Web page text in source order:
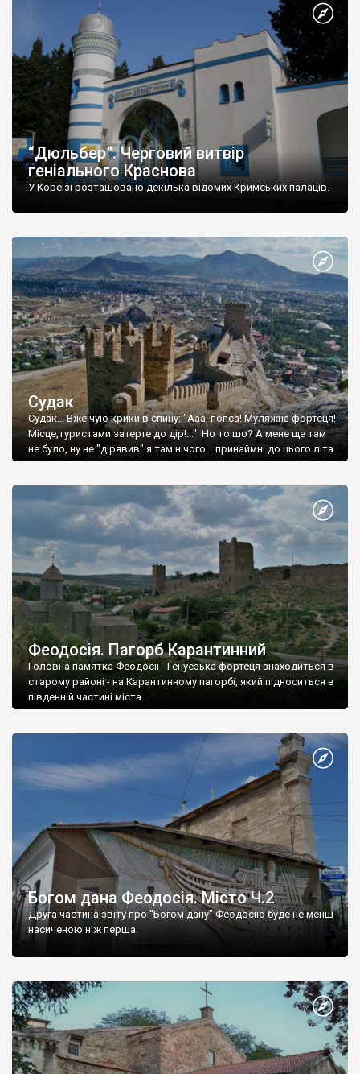
“Дюльбер”. Черговий витвір
геніального Краснова
У Кореїзі розташовано декілька відомих Кримських палаців.
Судак
Судак... Вже чую крики в спину: "Ааа, попса! Муляжна фортеця!
Місце,туристами затерте до дір!..." Но то шо? А мене ще там
не було, ну не "дірявив" я там нічого... принаймні до цього літа.
Феодосія. Пагорб Карантинний
Головна памятка Феодосії - Генуезька фортеця знаходиться в
старому районі - на Карантинному пагорбі, який підноситься в
південній частині міста.
Богом дана Феодосія. Місто Ч.2
Друга частина звіту про "Богом дану" Феодосію буде не менш
насиченою ніж перша.